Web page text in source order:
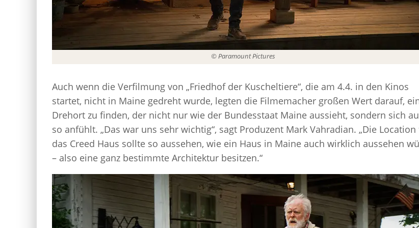
© Paramount Pictures
Auch wenn die Verfilmung von „Friedhof der Kuscheltiere“, die am 4.4. in den Kinos
startet, nicht in Maine gedreht wurde, legten die Filmemacher großen Wert darauf,
Drehort zu finden, der nicht nur wie der Bundesstaat Maine aussieht, sondern sich
so anfühlt. „Das war uns sehr wichtig“, sagt Produzent Mark Vahradian. „Die
das Creed Haus sollte so aussehen, wie ein Haus in Maine auch wirklich aussehen
– also eine ganz bestimmte Architektur besitzen.“